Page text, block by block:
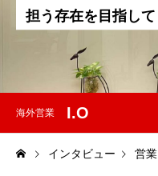
営業拠点
BUSINESS
担う 存在を 目指 して
海外営業 I.O
インタビュー 営業